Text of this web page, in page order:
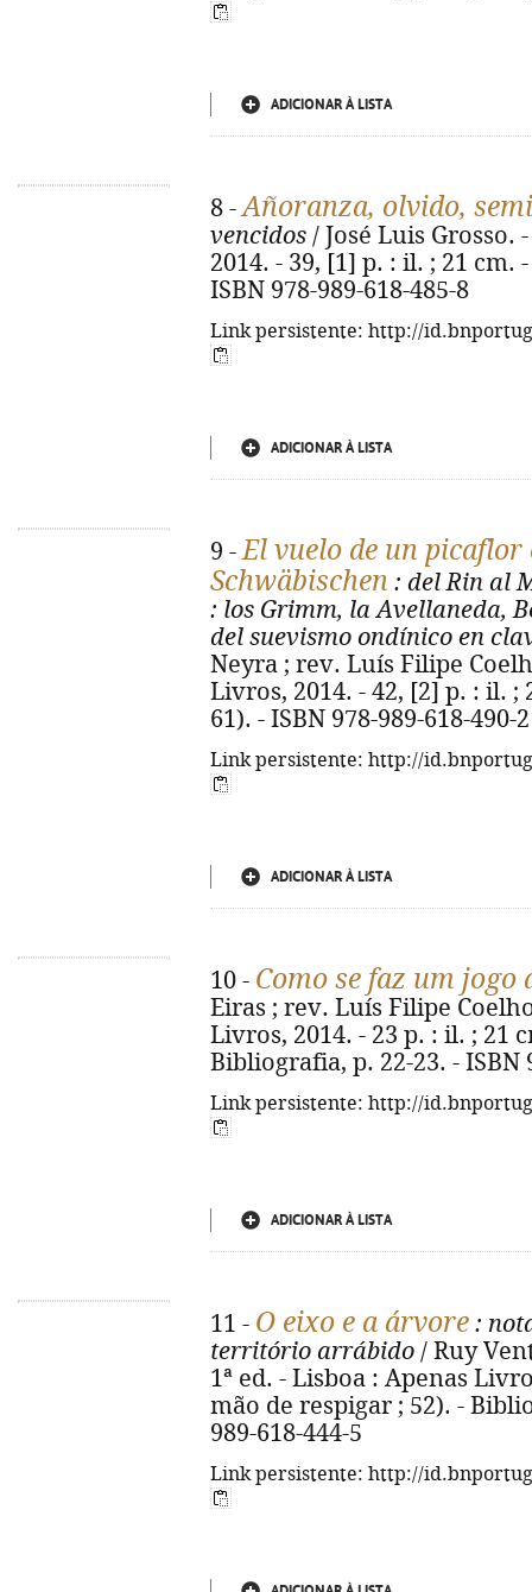
ADICIONAR À LISTA
8 -Añoranza, olvido,
vencidos / José Luis Grosso.
2014. - 39, [1] p. : il. ; 21 cm.
ISBN 978-989-618-485-8
Link persistente: http://
ADICIONAR À LISTA
9 -El vuelo de un picaflor
Schwäbischen : del Rin al
: los Grimm, la Avellaneda,
del suevismo ondínico en
Neyra ; rev. Luís Filipe
Livros, 2014. - 42, [2] p. : il. ;
61). - ISBN 978-989-618-490-2
Link persistente: http://
ADICIONAR À LISTA
10 - Como se faz um jogo
Eiras ; rev. Luís Filipe
Livros, 2014. - 23 p. : il. ; 21
Bibliografia, p. 22-23. - ISBN
Link persistente: http://
ADICIONAR À LISTA
11 - O eixo e a árvore :
território arrábido / Ruy
1ª ed. - Lisboa : Apenas
mão de respigar ; 52). -
989-618-444-5
Link persistente: http://